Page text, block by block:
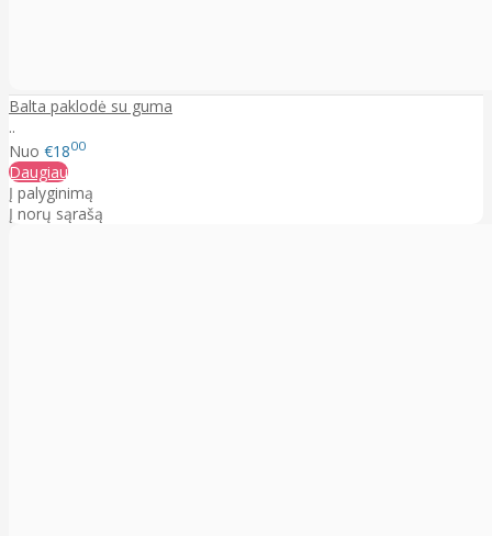
Balta paklodė su guma
..
Nuo €1800
Daugiau
Į palyginimą
Į norų sąrašą